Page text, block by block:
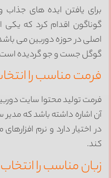
یافتن ایده های جذاب و
اقدام کرد که یکی از
در حوزه دوربین می باشد
جست و جو گردیده است.
مناسب را
تولید محتوا سایت
اشاره داشته باشد که مدیر
اختیار دارد و نرم افزارهای
مناسب را انتخاب